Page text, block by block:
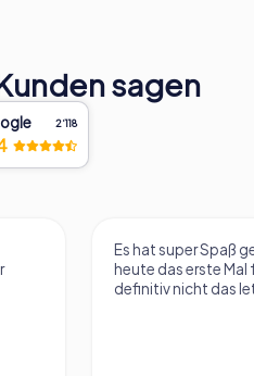
sagen
2‘118
Es hat super Spaß
heute das erste Mal
definitiv nicht das